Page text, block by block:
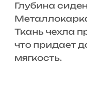
Глубина
Ткань чехла
что придает
мягкость.